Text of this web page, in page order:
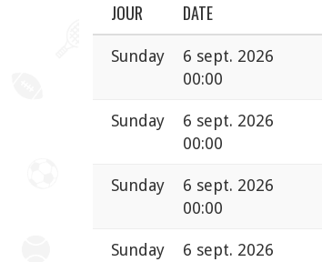
JOUR DATE
Sunday
6 sept. 2026
00:00
Sunday
6 sept. 2026
00:00
Sunday
6 sept. 2026
00:00
Sunday
6 sept. 2026